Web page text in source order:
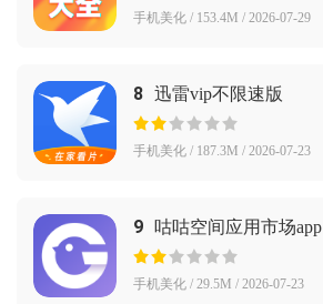
手机美化 / 153.4M / 2026-07-29
8 迅雷vip不限速版
手机美化 / 187.3M / 2026-07-23
9 咕咕空间应用市场app
手机美化 / 29.5M / 2026-07-23